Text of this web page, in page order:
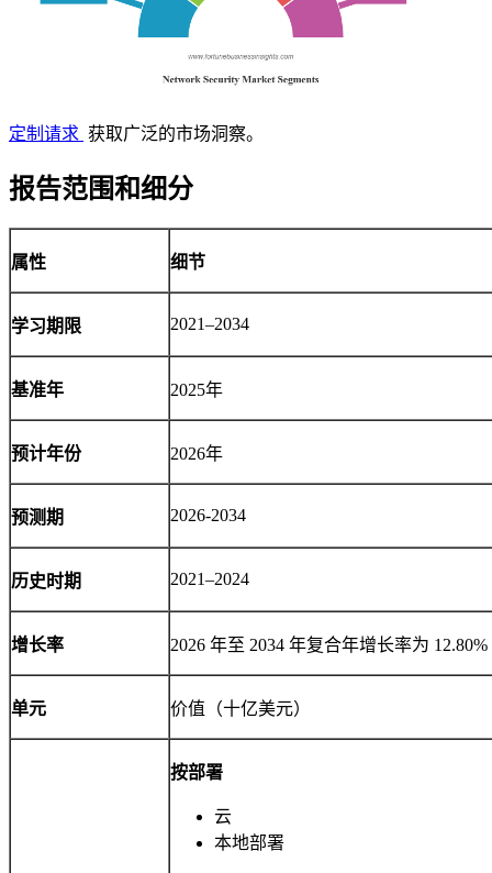
定制请求 获取广泛的市场洞察。
报告范围和细分
属性 细节
学习期限 2021–2034
基准年 2025年
预计年份 2026年
预测期 2026-2034
历史时期 2021–2024
增长率 2026 年至 2034 年复合年增长率为 12.80%
单元 价值（十亿美元）
按部署
云
本地部署